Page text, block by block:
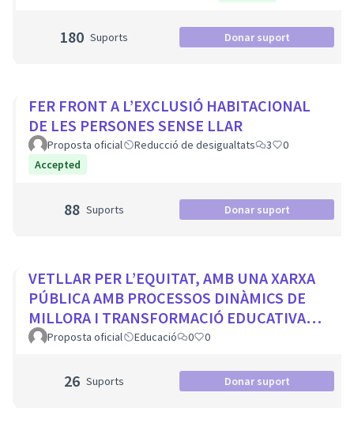
180 Suports Donar suport
FER FRONT A L’EXCLUSIÓ HABITACIONAL
DE LES PERSONES SENSE LLAR
Proposta oficial Reducció de desigualtats 3
0
Accepted
88 Suports Donar suport
VETLLAR PER L’EQUITAT, AMB UNA XARXA
PÚBLICA AMB PROCESSOS DINÀMICS DE
MILLORA I TRANSFORMACIÓ EDUCATIVA
PER A TOTS ELS CENTRES DE LA CIUTAT
Proposta oficial Educació 0 0
26 Suports Donar suport